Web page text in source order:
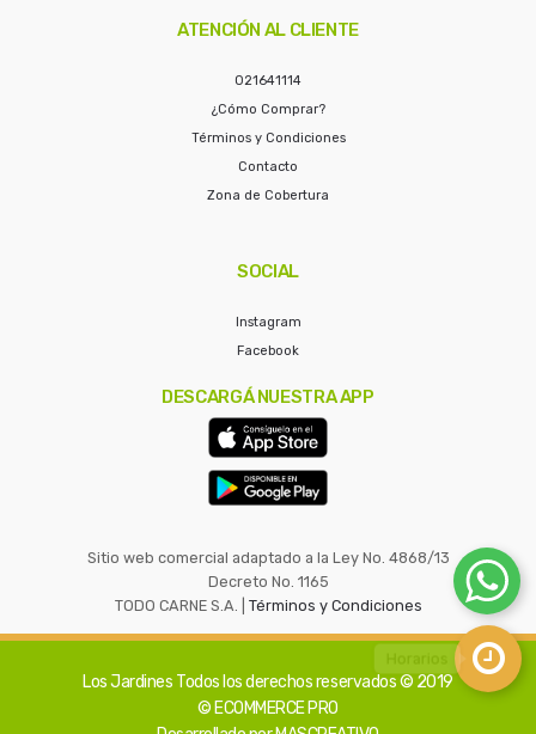
ATENCIÓN AL CLIENTE
021641114
¿Cómo Comprar?
Términos y Condiciones
Contacto
Zona de Cobertura
SOCIAL
Instagram
Facebook
DESCARGÁ NUESTRA APP
Sitio web comercial adaptado a la Ley No. 4868/13
Decreto No. 1165
TODO CARNE S.A. | Términos y Condiciones
Los Jardines Todos los derechos reservados © 2019
© ECOMMERCE PRO